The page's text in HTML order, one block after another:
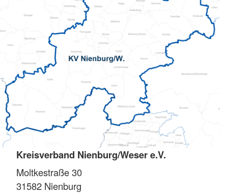
Kreisverband Nienburg/Weser e.V.
Moltkestraße 30
31582 Nienburg